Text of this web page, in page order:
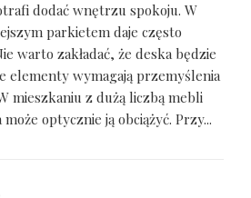
dodać wnętrzu spokoju. W
parkietem daje często
warto zakładać, że deska będzie
elementy wymagają przemyślenia
mieszkaniu z dużą liczbą mebli
optycznie ją obciążyć. Przy...